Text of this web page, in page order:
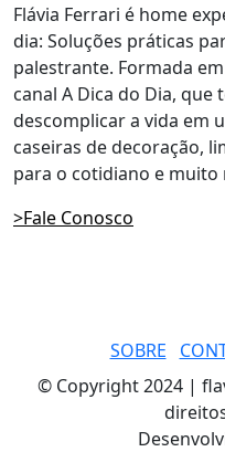
Flávia Ferrari é home
dia: Soluções práticas
palestrante. Formada
canal A Dica do Dia,
descomplicar a vida em
caseiras de decoração,
para o cotidiano e muito
>Fale Conosco
SOBRE
© Copyright 2024 |